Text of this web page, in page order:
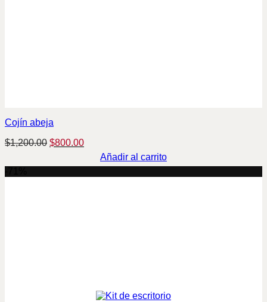
Cojín abeja
$1,200.00 Original
was:
$1,200.00.
$800.00Current
price
is:
$800.00.
Añadir al carrito